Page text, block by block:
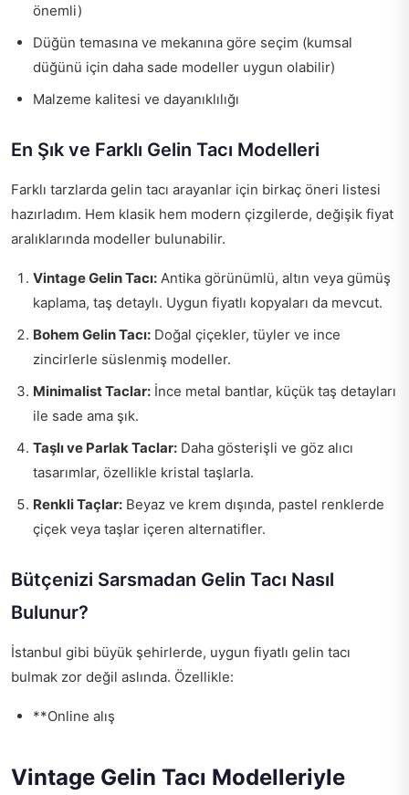
önemli)
Düğün temasına ve mekanına göre seçim (kumsal
düğünü için daha sade modeller uygun olabilir)
Malzeme kalitesi ve dayanıklılığı
En Şık ve Farklı Gelin Tacı Modelleri
Farklı tarzlarda gelin tacı arayanlar için birkaç öneri listesi
hazırladım. Hem klasik hem modern çizgilerde, değişik fiyat
aralıklarında modeller bulunabilir.
Vintage Gelin Tacı: Antika görünümlü, altın veya gümüş
kaplama, taş detaylı. Uygun fiyatlı kopyaları da mevcut.
Bohem Gelin Tacı: Doğal çiçekler, tüyler ve ince
zincirlerle süslenmiş modeller.
Minimalist Taclar: İnce metal bantlar, küçük taş detayları
ile sade ama şık.
Taşlı ve Parlak Taclar: Daha gösterişli ve göz alıcı
tasarımlar, özellikle kristal taşlarla.
Renkli Taçlar: Beyaz ve krem dışında, pastel renklerde
çiçek veya taşlar içeren alternatifler.
Bütçenizi Sarsmadan Gelin Tacı Nasıl
Bulunur?
İstanbul gibi büyük şehirlerde, uygun fiyatlı gelin tacı
bulmak zor değil aslında. Özellikle:
**Online alış
Vintage Gelin Tacı Modelleriyle